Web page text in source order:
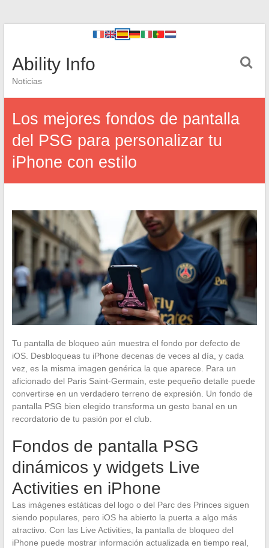
Ability Info
Noticias
Los mejores fondos de pantalla
del PSG para personalizar tu
iPhone con estilo
Tu pantalla de bloqueo aún muestra el fondo por defecto de
iOS. Desbloqueas tu iPhone decenas de veces al día, y cada
vez, es la misma imagen genérica la que aparece. Para un
aficionado del Paris Saint-Germain, este pequeño detalle puede
convertirse en un verdadero terreno de expresión. Un fondo de
pantalla PSG bien elegido transforma un gesto banal en un
recordatorio de tu pasión por el club.
Fondos de pantalla PSG
dinámicos y widgets Live
Activities en iPhone
Las imágenes estáticas del logo o del Parc des Princes siguen
siendo populares, pero iOS ha abierto la puerta a algo más
atractivo. Con las Live Activities, la pantalla de bloqueo del
iPhone puede mostrar información actualizada en tiempo real,